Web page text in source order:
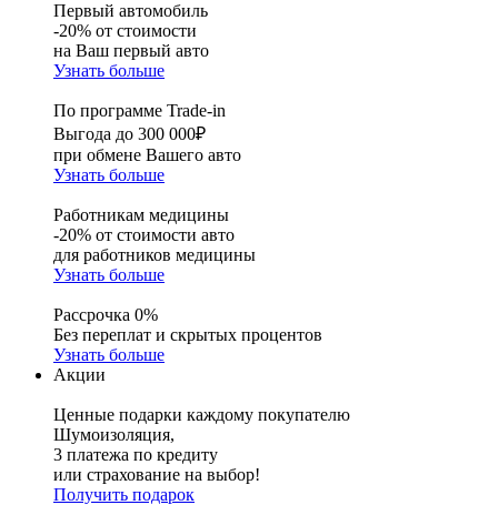
Первый автомобиль
-20% от стоимости
на Ваш первый авто
Узнать больше
По программе Trade-in
Выгода до 300 000₽
при обмене Вашего авто
Узнать больше
Работникам медицины
-20% от стоимости авто
для работников медицины
Узнать больше
Рассрочка 0%
Без переплат и скрытых процентов
Узнать больше
Акции
Ценные подарки каждому покупателю
Шумоизоляция,
3 платежа по кредиту
или страхование на выбор!
Получить подарок